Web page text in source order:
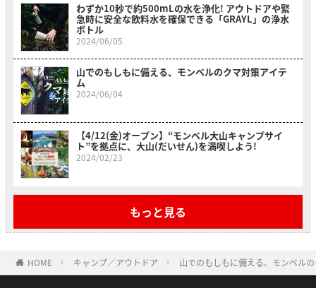
わずか10秒で約500mLの水を浄化! アウトドアや緊
急時に安全な飲料水を確保できる「GRAYL」の浄水
ボトル
2024/06/05
山でのもしもに備える、モンベルのクマ対策アイテ
ム
2024/06/04
【4/12(金)オープン】“モンベル大山キャンプサイ
ト”を拠点に、大山(だいせん)を満喫しよう!
2024/02/23
もっと見る
HOME キャンプ／アウトドア 山でのもしもに備える、モンベル